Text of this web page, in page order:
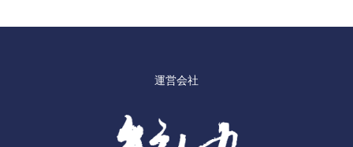
運営会社